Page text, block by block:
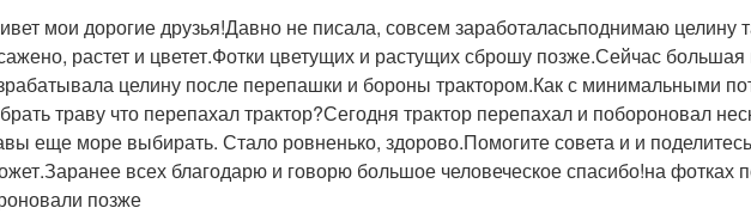
мои дорогие друзья!Давно не писала, совсем заработаласьподнимаю целину
растет и цветет.Фотки цветущих и растущих сброшу позже.Сейчас большая
целину после перепашки и бороны трактором.Как с минимальными
траву что перепахал трактор?Сегодня трактор перепахал и побороновал
еще море выбирать. Стало ровненько, здорово.Помогите совета и и
всех благодарю и говорю большое человеческое спасибо!на фотках
позже